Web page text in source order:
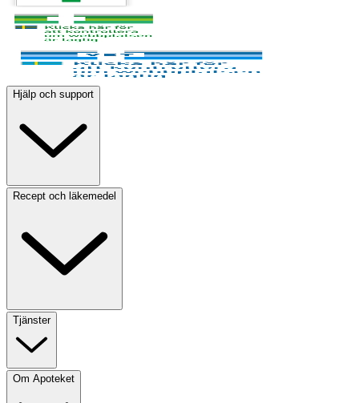
Hjälp och support
Recept och läkemedel
Tjänster
Om Apoteket